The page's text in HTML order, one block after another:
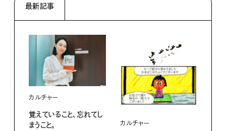
最新記事
カルチャー
覚えていること、忘れてし
まうこと。
カルチャー